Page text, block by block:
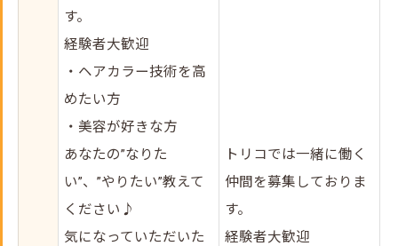
す。
経験者大歓迎
・ヘアカラー技術を高
めたい方
・美容が好きな方
あなたの”なりた
い”、”やりたい”教えて
ください♪
気になっていただいた
トリコでは一緒に働く
仲間を募集しておりま
す。
経験者大歓迎